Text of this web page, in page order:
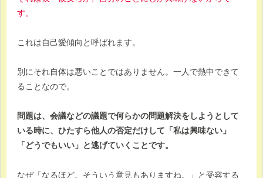
す。
これは自己愛傾向と呼ばれます。
別にそれ自体は悪いことではありません。一人で熱中できて
ることなので。
問題は、会議などの議題で何らかの問題解決をしようとして
いる時に、ひたすら他人の否定だけして「私は興味ない」
「どうでもいい」と逃げていくことです。
なぜ「なるほど。そういう意見もありますね。」と受容する